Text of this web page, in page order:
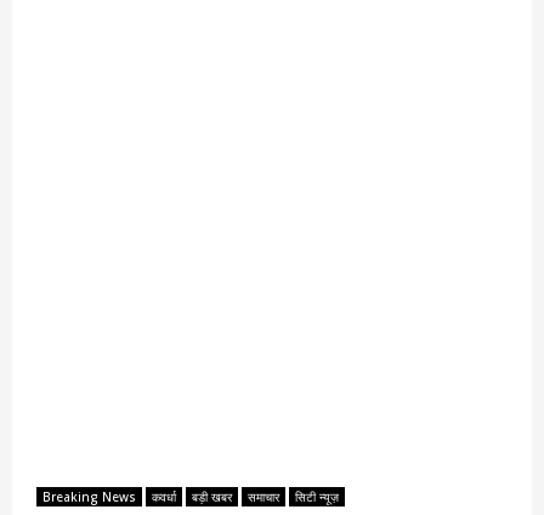
Breaking News कवर्धा बड़ी खबर समाचार सिटी न्यूज़